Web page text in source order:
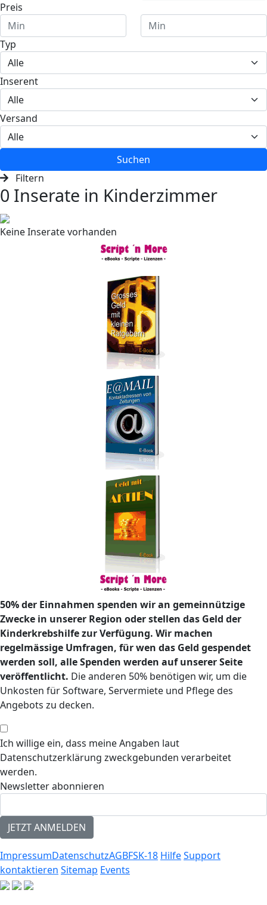
Preis
Typ
Inserent
Versand
Suchen
Filtern
0 Inserate in Kinderzimmer
Keine Inserate vorhanden
50% der Einnahmen spenden wir an gemeinnützige
Zwecke in unserer Region oder stellen das Geld der
Kinderkrebshilfe zur Verfügung. Wir machen
regelmässige Umfragen, für wen das Geld gespendet
werden soll, alle Spenden werden auf unserer Seite
veröffentlicht. Die anderen 50% benötigen wir, um die
Unkosten für Software, Servermiete und Pflege des
Angebots zu decken.
Ich willige ein, dass meine Angaben laut
Datenschutzerklärung zweckgebunden verarbeitet
werden.
Newsletter abonnieren
ImpressumDatenschutzAGBFSK-18 HilfeSupport
kontaktieren Sitemap Events